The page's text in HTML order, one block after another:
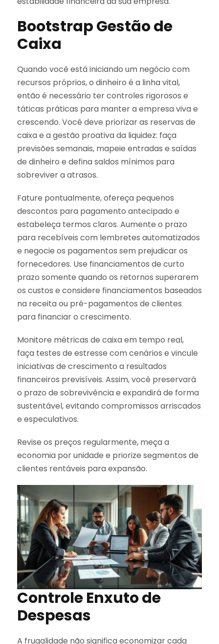
Bootstrap Gestão de
Caixa
Quando você está iniciando um negócio com
recursos próprios, o dinheiro é a linha vital,
então é necessário ter controles rigorosos e
táticas práticas para manter a empresa viva e
crescendo. Você deve priorizar as reservas de
caixa e a gestão proativa da liquidez: faça
previsões semanais, mapeie entradas e saídas
de dinheiro e defina saldos mínimos para
sobreviver a atrasos.
Fature pontualmente, ofereça pequenos
descontos para pagamento antecipado e
estabeleça termos claros. Aumente o prazo
para recebíveis com lembretes automatizados
e negocie os pagamentos sem prejudicar os
fornecedores. Use financiamentos de curto
prazo somente quando os retornos superarem
os custos e considere financiamentos baseados
na receita ou pré-pagamentos de clientes
para financiar o crescimento.
Monitore métricas de caixa em tempo real,
faça testes de estresse com cenários e vincule
iniciativas de crescimento a resultados
financeiros previsíveis. Assim, você preservará
o prazo de sobrevivência e expandirá de forma
sustentável, evitando compromissos arriscados
e especulativos.
Revise os preços regularmente, meça a
economia por unidade e priorize segmentos de
clientes rentáveis para expansão.
Controle Enxuto de
Despesas
A frugalidade não significa economizar cada